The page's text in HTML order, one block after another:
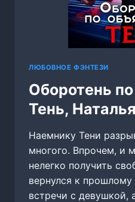
ЛЮБОВНОЕ ФЭНТЕЗИ
Оборотень
Тень,
Наемнику Тени
многого. Впрочем, и
нелегко получить
вернулся к
встречи с девушкой,